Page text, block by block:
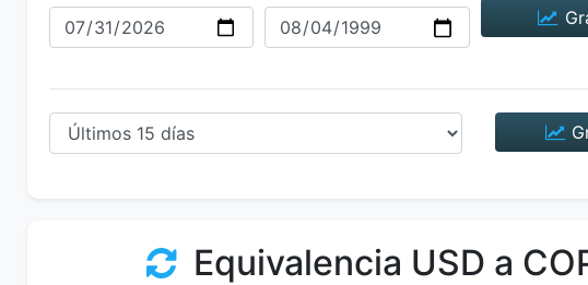
Equivalencia USD a